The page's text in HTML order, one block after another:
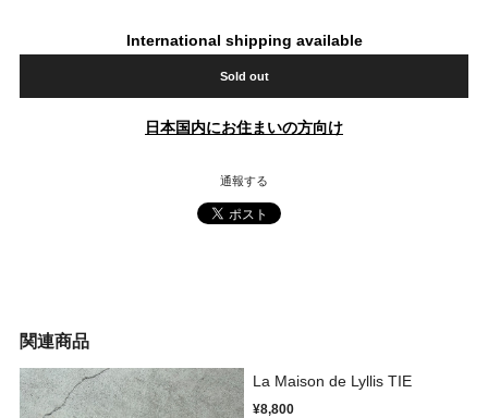
International shipping available
Sold out
日本国内にお住まいの方向け
通報する
関連商品
La Maison de Lyllis TIE
¥8,800